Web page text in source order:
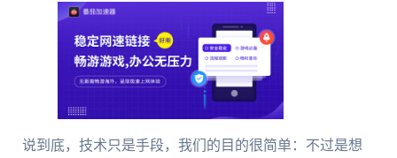
说到底，技术只是手段，我们的目的很简单：不过是想